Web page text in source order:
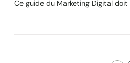
Ce guide du Marketing Digital